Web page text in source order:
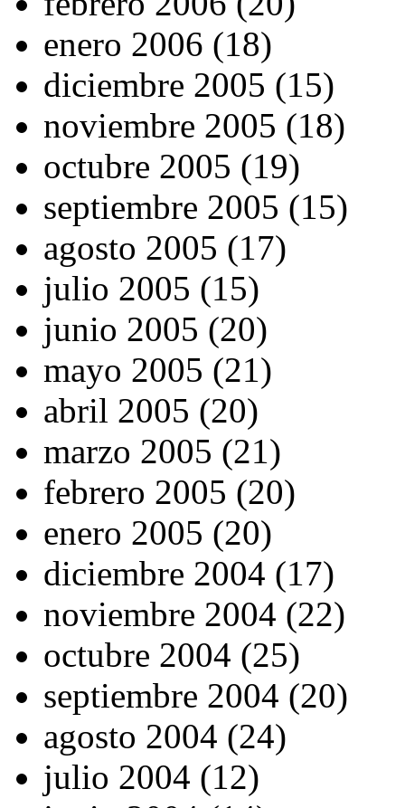
enero 2006 (18)
diciembre 2005 (15)
noviembre 2005 (18)
octubre 2005 (19)
septiembre 2005 (15)
agosto 2005 (17)
julio 2005 (15)
junio 2005 (20)
mayo 2005 (21)
abril 2005 (20)
marzo 2005 (21)
febrero 2005 (20)
enero 2005 (20)
diciembre 2004 (17)
noviembre 2004 (22)
octubre 2004 (25)
septiembre 2004 (20)
agosto 2004 (24)
julio 2004 (12)